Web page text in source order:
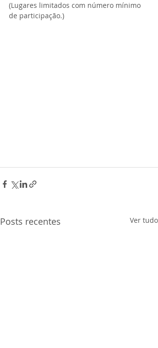
(Lugares limitados com número mínimo
de participação.)
Posts recentes Ver tudo